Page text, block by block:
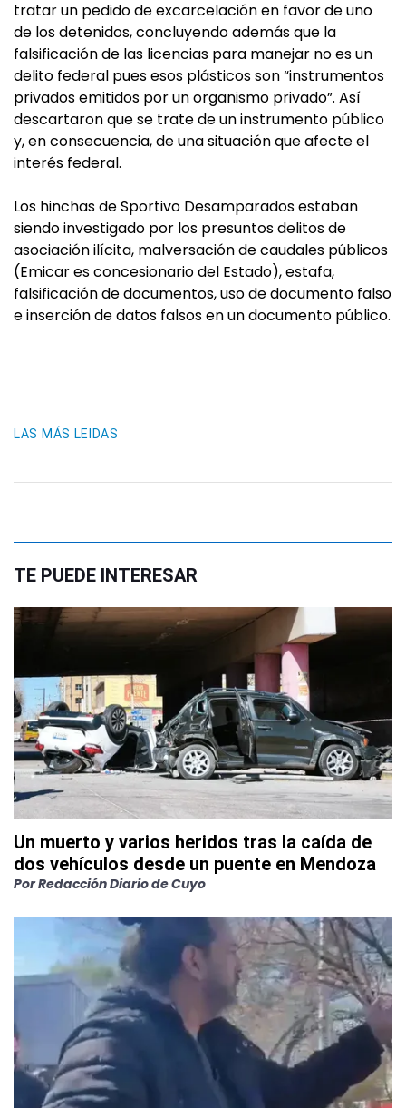
tratar un pedido de excarcelación en favor de uno
de los detenidos, concluyendo además que la
falsificación de las licencias para manejar no es un
delito federal pues esos plásticos son “instrumentos
privados emitidos por un organismo privado”. Así
descartaron que se trate de un instrumento público
y, en consecuencia, de una situación que afecte el
interés federal.
Los hinchas de Sportivo Desamparados estaban
siendo investigado por los presuntos delitos de
asociación ilícita, malversación de caudales públicos
(Emicar es concesionario del Estado), estafa,
falsificación de documentos, uso de documento falso
e inserción de datos falsos en un documento público.
LAS MÁS LEIDAS
TE PUEDE INTERESAR
Un muerto y varios heridos tras la caída de
dos vehículos desde un puente en Mendoza
PorRedacción Diario de Cuyo